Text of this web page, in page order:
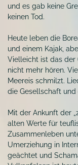
und es gab keine
keinen Tod.
Heute leben die
und einem Kajak,
Vielleicht ist das der
nicht mehr hören.
Meereis schmilzt.
die Gesellschaft und
Mit der Ankunft der
alten Werte für
Zusammenleben
Umerziehung in
geächtet und